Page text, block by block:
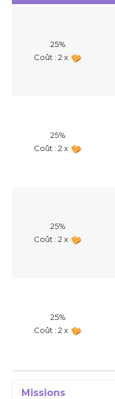
25%
Coût : 2 x
25%
Coût : 2 x
25%
Coût : 2 x
25%
Coût : 2 x
Missions